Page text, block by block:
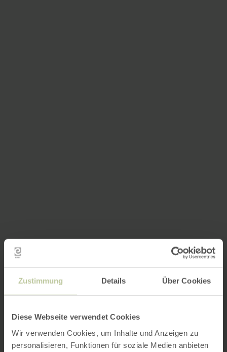
Zustimmung Details Über Cookies
Diese Webseite verwendet Cookies
Wir verwenden Cookies, um Inhalte und Anzeigen zu
personalisieren, Funktionen für soziale Medien anbieten